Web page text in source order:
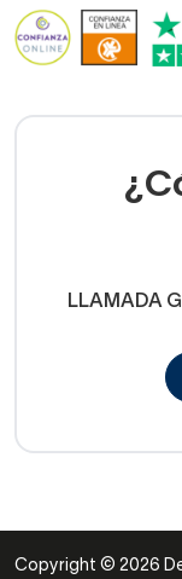
LLAMADA
Copyright © 2026